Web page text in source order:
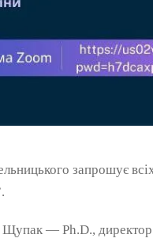
запрошує
— Ph.D., директор